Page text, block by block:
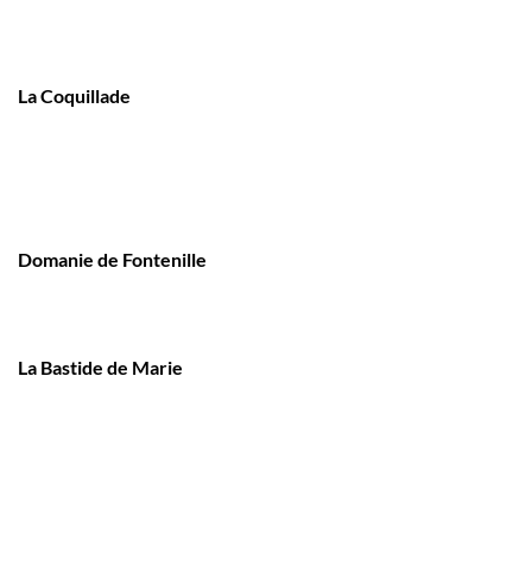
La Coquillade
Domanie de Fontenille
La Bastide de Marie